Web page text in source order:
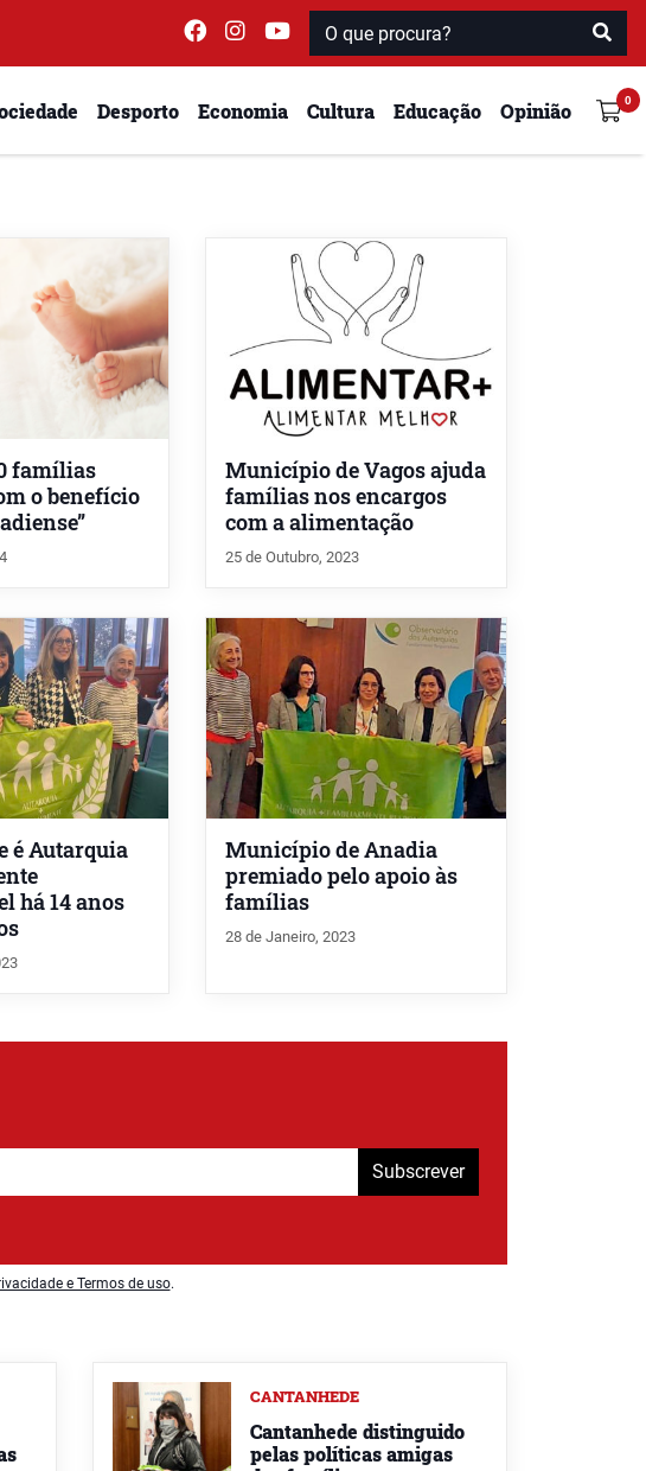
Desporto Economia Cultura Educação Opinião
famílias
o benefício
Município de Vagos ajuda
famílias nos encargos
com a alimentação
25 de Outubro, 2023
é Autarquia
há 14 anos
Município de Anadia
premiado pelo apoio às
famílias
28 de Janeiro, 2023
Subscrever
e Termos de uso.
CANTANHEDE
Cantanhede distinguido
pelas políticas amigas